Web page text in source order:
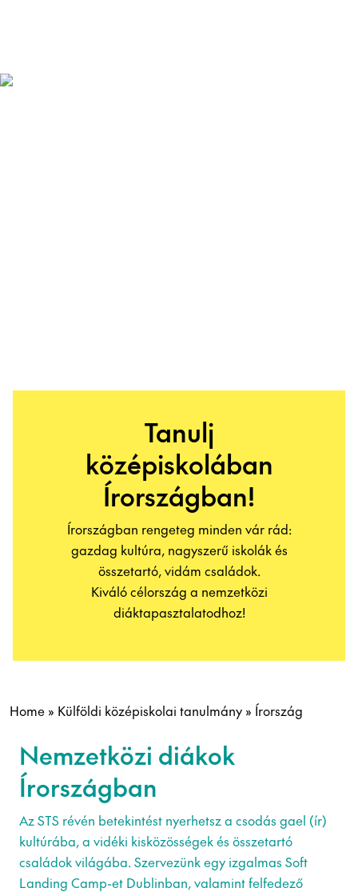
Tanulj
középiskolában
Írországban!
Írországban rengeteg minden vár rád:
gazdag kultúra, nagyszerű iskolák és
összetartó, vidám családok.
Kiváló célország a nemzetközi
diáktapasztalatodhoz!
Home » Külföldi középiskolai tanulmány » Írország
Nemzetközi diákok
Írországban
Az STS révén betekintést nyerhetsz a csodás gael (ír)
kultúrába, a vidéki kisközösségek és összetartó
családok világába. Szervezünk egy izgalmas Soft
Landing Camp-et Dublinban, valamint felfedező